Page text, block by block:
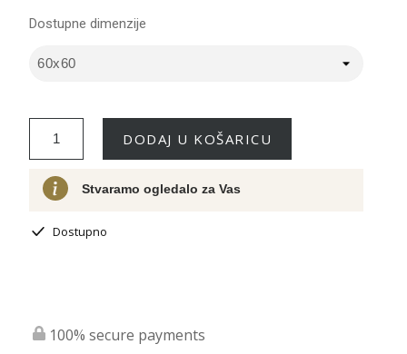
Dostupne dimenzije
DODAJ U KOŠARICU
Stvaramo ogledalo za Vas
Dostupno
100% secure payments